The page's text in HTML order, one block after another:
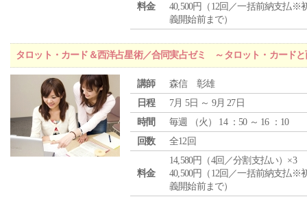
料金
40,500円（12回／一括前納支払※
義開始前まで）
タロット・カード＆西洋占星術／合同実占ゼミ ～タロット・カード
講師
森信 彰雄
日程
7月 5日 ～ 9月 27日
時間
毎週 （火 ） 14 ：50 ～ 16 ：10
回数
全12回
料金
14,580円（4回／分割支払い）×3
40,500円（12回／一括前納支払※
義開始前まで）